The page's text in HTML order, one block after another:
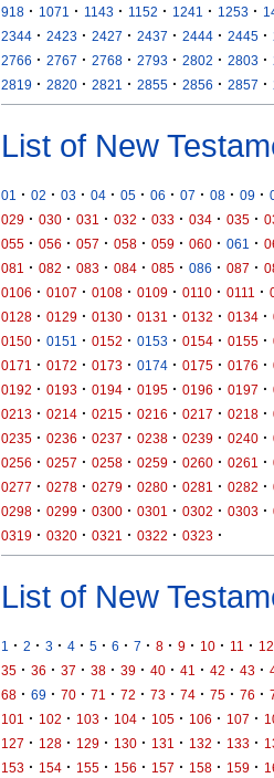
918 · 1071 · 1143 · 1152 · 1241 · 1253 ·
2344 · 2423 · 2427 · 2437 · 2444 · 2445 ·
2766 · 2767 · 2768 · 2793 · 2802 · 2803 ·
2819 · 2820 · 2821 · 2855 · 2856 · 2857 ·
List of New
01 · 02 · 03 · 04 · 05 · 06 · 07 · 08 · 09 ·
029 · 030 · 031 · 032 · 033 · 034 · 035 ·
055 · 056 · 057 · 058 · 059 · 060 · 061 ·
081
· 082 · 083 · 084 · 085 · 086 · 087 ·
0106 · 0107 · 0108 · 0109 · 0110 · 0111 ·
0128 · 0129 · 0130 · 0131 · 0132 · 0134 ·
0150 · 0151 · 0152 · 0153 · 0154 · 0155 ·
0171
· 0172 · 0173 · 0174 · 0175 · 0176 ·
0192 · 0193 · 0194 · 0195 · 0196 · 0197 ·
0213 · 0214 · 0215 · 0216 · 0217 · 0218 ·
0235 · 0236 · 0237 · 0238 · 0239 · 0240 ·
0256 · 0257 · 0258 · 0259 · 0260 · 0261 ·
0277 · 0278 · 0279 · 0280 · 0281 · 0282 ·
0298 · 0299 · 0300 · 0301 · 0302 · 0303 ·
0319 · 0320 · 0321 · 0322 · 0323 ·
List of New
1 · 2 · 3 · 4 · 5 · 6 · 7 · 8 · 9 · 10 · 11 · 12
35 · 36 · 37 · 38 · 39 · 40 · 41 · 42 · 43 ·
68 · 69 · 70 · 71 · 72 · 73 · 74 · 75 · 76 ·
101
· 102 · 103 · 104 · 105 · 106 · 107 ·
127 · 128 · 129 · 130 · 131 · 132 · 133 ·
153 · 154 · 155 · 156 · 157 · 158 · 159 ·